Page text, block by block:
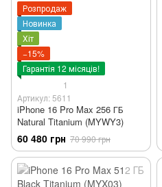
Розпродаж
Новинка
Хіт
−15%
Гарантія 12 місяців!
1
Артикул: 5611
iPhone 16 Pro Max 256 ГБ
Natural Titanium (MYWY3)
60 480 грн 70 990 грн